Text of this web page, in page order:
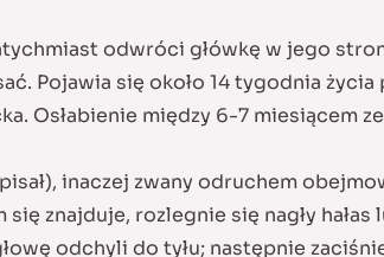
odwróci główkę w jego
Pojawia się około 14 tygodnia życia
Osłabienie między 6-7 miesiącem
inaczej zwany odruchem
znajduje, rozlegnie się nagły
odchyli do tyłu; następnie